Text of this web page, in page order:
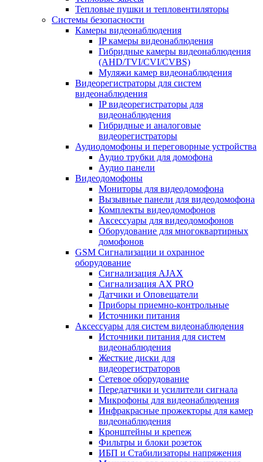
Тепловые пушки и тепловентиляторы
Системы безопасности
Камеры видеонаблюдения
IP камеры видеонаблюдения
Гибридные камеры видеонаблюдения
(AHD/TVI/CVI/CVBS)
Муляжи камер видеонаблюдения
Видеорегистраторы для систем
видеонаблюдения
IP видеорегистраторы для
видеонаблюдения
Гибридные и аналоговые
видеорегистраторы
Аудиодомофоны и переговорные устройства
Аудио трубки для домофона
Аудио панели
Видеодомофоны
Мониторы для видеодомофона
Вызывные панели для видеодомофона
Комплекты видеодомофонов
Аксессуары для видеодомофонов
Оборудование для многоквартирных
домофонов
GSM Сигнализации и охранное
оборудование
Сигнализация AJAX
Сигнализация AX PRO
Датчики и Оповещатели
Приборы приемно-контрольные
Источники питания
Аксессуары для систем видеонаблюдения
Источники питания для систем
видеонаблюдения
Жесткие диски для
видеорегистраторов
Сетевое оборудование
Передатчики и усилители сигнала
Микрофоны для видеонаблюдения
Инфракрасные прожекторы для камер
видеонаблюдения
Кронштейны и крепеж
Фильтры и блоки розеток
ИБП и Стабилизаторы напряжения